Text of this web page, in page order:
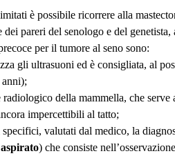
è possibile ricorrere alla
dei pareri del senologo e del
per il tumore al seno sono:
gli ultrasuoni ed è consigliata, al
radiologico della mammella, che
impercettibili al tatto;
valutati dal medico, la
) che consiste